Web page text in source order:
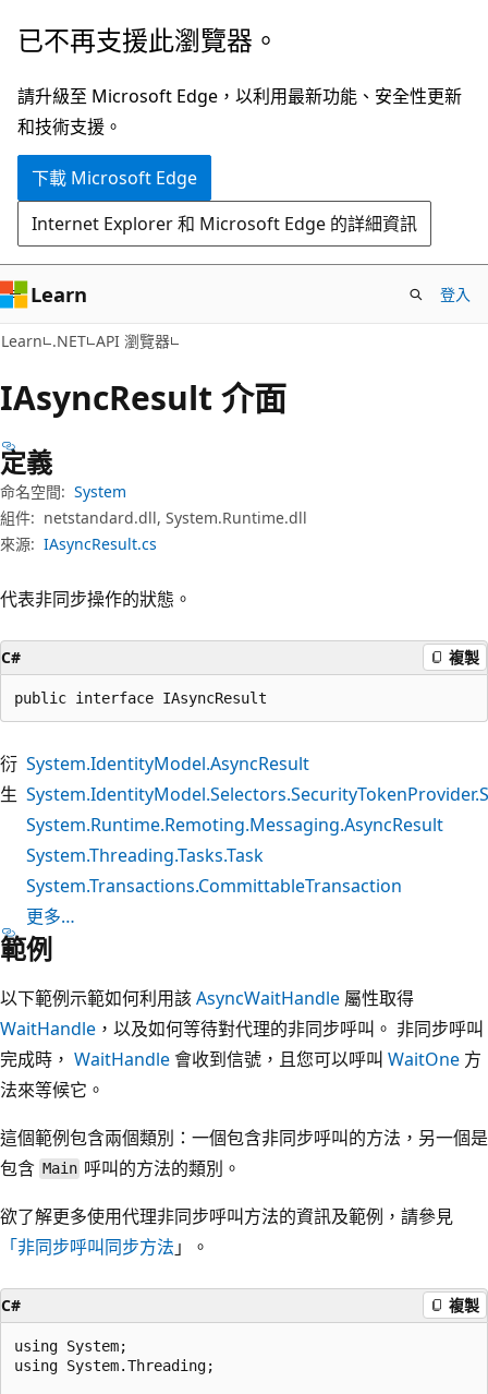
跳
主
要
內
跳
頁
面
內
覽
已不再支援此瀏覽器。
請升級至 Microsoft Edge，以利用最新功能、安全性更新
和技術支援。
下載 Microsoft Edge
Internet Explorer 和 Microsoft Edge 的詳細資訊
Learn 登入
Learn .NET API 瀏覽器
IAsyncResult 介面
定義
命名空間: System
組件: netstandard.dll, System.Runtime.dll
來源: IAsyncResult.cs
代表非同步操作的狀態。
C# 複製
public interface IAsyncResult
衍
生
System.IdentityModel.AsyncResult
System.Runtime.Remoting.Messaging.AsyncResult
System.Threading.Tasks.Task
System.Transactions.CommittableTransaction
更多…
範例
以下範例示範如何利用該AsyncWaitHandle 屬性取得
WaitHandle ，以及如何等待對代理的非同步呼叫。 非同步呼叫
完成時， WaitHandle會收到信號，且您可以呼叫 WaitOne 方
法來等候它。
這個範例包含兩個類別：一個包含非同步呼叫的方法，另一個是
包含 Main 呼叫的方法的類別。
欲了解更多使用代理非同步呼叫方法的資訊及範例，請參見
「非同步呼叫同步方法 」。
C# 複製
using System;
using System.Threading;